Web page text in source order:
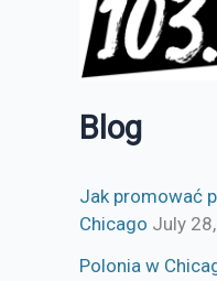
Blog
Jak promować
Chicago July
Polonia w